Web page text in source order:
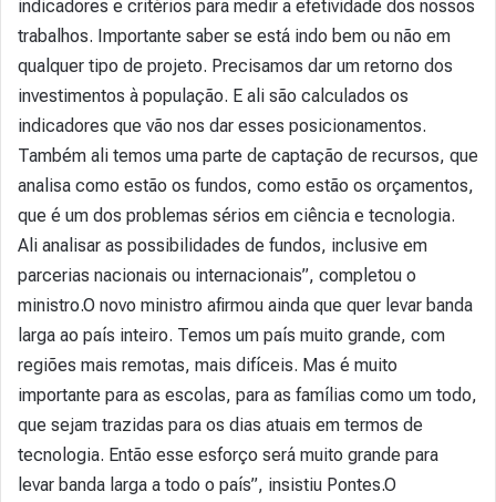
indicadores e critérios para medir a efetividade dos nossos
trabalhos. Importante saber se está indo bem ou não em
qualquer tipo de projeto. Precisamos dar um retorno dos
investimentos à população. E ali são calculados os
indicadores que vão nos dar esses posicionamentos.
Também ali temos uma parte de captação de recursos, que
analisa como estão os fundos, como estão os orçamentos,
que é um dos problemas sérios em ciência e tecnologia.
Ali analisar as possibilidades de fundos, inclusive em
parcerias nacionais ou internacionais”, completou o
ministro.O novo ministro afirmou ainda que quer levar banda
larga ao país inteiro. Temos um país muito grande, com
regiões mais remotas, mais difíceis. Mas é muito
importante para as escolas, para as famílias como um todo,
que sejam trazidas para os dias atuais em termos de
tecnologia. Então esse esforço será muito grande para
levar banda larga a todo o país”, insistiu Pontes.O